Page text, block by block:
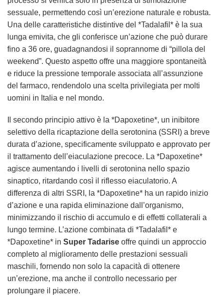
sessuale, permettendo così un’erezione naturale e robusta.
Una delle caratteristiche distintive del *Tadalafil* è la sua
lunga emivita, che gli conferisce un’azione che può durare
fino a 36 ore, guadagnandosi il soprannome di “pillola del
weekend”. Questo aspetto offre una maggiore spontaneità
e riduce la pressione temporale associata all’assunzione
del farmaco, rendendolo una scelta privilegiata per molti
uomini in Italia e nel mondo.
Il secondo principio attivo è la *Dapoxetine*, un inibitore
selettivo della ricaptazione della serotonina (SSRI) a breve
durata d’azione, specificamente sviluppato e approvato per
il trattamento dell’eiaculazione precoce. La *Dapoxetine*
agisce aumentando i livelli di serotonina nello spazio
sinaptico, ritardando così il riflesso eiaculatorio. A
differenza di altri SSRI, la *Dapoxetine* ha un rapido inizio
d’azione e una rapida eliminazione dall’organismo,
minimizzando il rischio di accumulo e di effetti collaterali a
lungo termine. L’azione combinata di *Tadalafil* e
*Dapoxetine* in Super Tadarise offre quindi un approccio
completo al miglioramento delle prestazioni sessuali
maschili, fornendo non solo la capacità di ottenere
un’erezione, ma anche il controllo necessario per
prolungare il piacere.